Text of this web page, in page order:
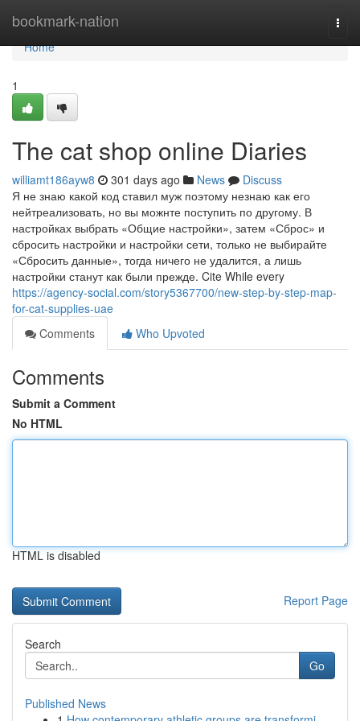
bookmark-nation
Home
Home
1
The cat shop online Diaries
williamt186ayw8 301 days ago News
Discuss
Я не знаю какой код ставил муж поэтому незнаю как его
нейтреализовать, но вы можнте поступить по другому. В
настройках выбрать «Общие настройки», затем «Сброс» и
сбросить настройки и настройки сети, только не выбирайте
«Сбросить данные», тогда ничего не удалится, а лишь
настройки станут как были прежде. Cite While every
https://agency-social.com/story5367700/new-step-by-step-map-
for-cat-supplies-uae
Comments
Who Upvoted
Comments
Submit a Comment
No HTML
HTML is disabled
Report Page
Search
Go
Published News